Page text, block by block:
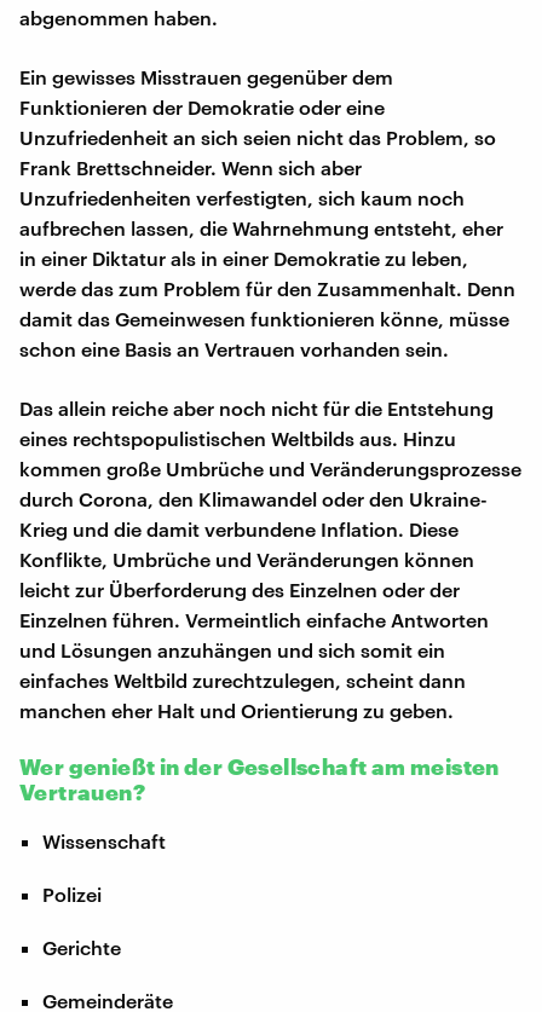
abgenommen haben.
Ein gewisses Misstrauen gegenüber dem
Funktionieren der Demokratie oder eine
Unzufriedenheit an sich seien nicht das Problem, so
Frank Brettschneider. Wenn sich aber
Unzufriedenheiten verfestigten, sich kaum noch
aufbrechen lassen, die Wahrnehmung entsteht, eher
in einer Diktatur als in einer Demokratie zu leben,
werde das zum Problem für den Zusammenhalt. Denn
damit das Gemeinwesen funktionieren könne, müsse
schon eine Basis an Vertrauen vorhanden sein.
Das allein reiche aber noch nicht für die Entstehung
eines rechtspopulistischen Weltbilds aus. Hinzu
kommen große Umbrüche und Veränderungsprozesse
durch Corona, den Klimawandel oder den Ukraine-
Krieg und die damit verbundene Inflation. Diese
Konflikte, Umbrüche und Veränderungen können
leicht zur Überforderung des Einzelnen oder der
Einzelnen führen. Vermeintlich einfache Antworten
und Lösungen anzuhängen und sich somit ein
einfaches Weltbild zurechtzulegen, scheint dann
manchen eher Halt und Orientierung zu geben.
Wer genießt in der Gesellschaft am meisten
Vertrauen?
Wissenschaft
Polizei
Gerichte
Gemeinderäte